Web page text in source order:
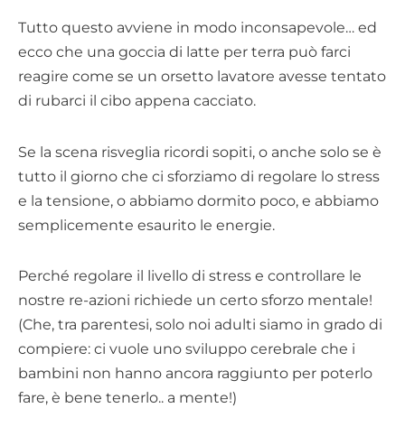
Tutto questo avviene in modo inconsapevole… ed
ecco che una goccia di latte per terra può farci
reagire come se un orsetto lavatore avesse tentato
di rubarci il cibo appena cacciato.
Se la scena risveglia ricordi sopiti, o anche solo se è
tutto il giorno che ci sforziamo di regolare lo stress
e la tensione, o abbiamo dormito poco, e abbiamo
semplicemente esaurito le energie.
Perché regolare il livello di stress e controllare le
nostre re-azioni richiede un certo sforzo mentale!
(Che, tra parentesi, solo noi adulti siamo in grado di
compiere: ci vuole uno sviluppo cerebrale che i
bambini non hanno ancora raggiunto per poterlo
fare, è bene tenerlo.. a mente!)